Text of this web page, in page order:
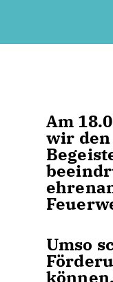
Am
wir den
Umso